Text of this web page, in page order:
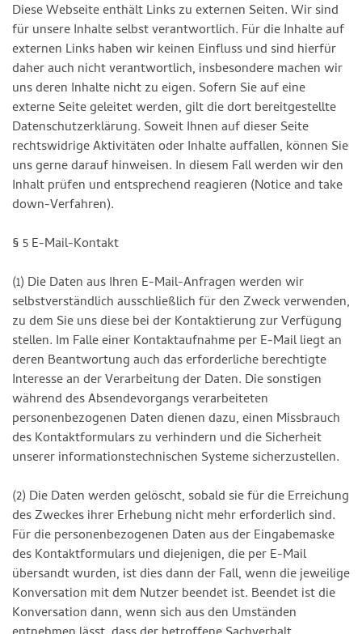
Diese Webseite enthält Links zu externen Seiten. Wir sind
für unsere Inhalte selbst verantwortlich. Für die Inhalte auf
externen Links haben wir keinen Einfluss und sind hierfür
daher auch nicht verantwortlich, insbesondere machen wir
uns deren Inhalte nicht zu eigen. Sofern Sie auf eine
externe Seite geleitet werden, gilt die dort bereitgestellte
Datenschutzerklärung. Soweit Ihnen auf dieser Seite
rechtswidrige Aktivitäten oder Inhalte auffallen, können Sie
uns gerne darauf hinweisen. In diesem Fall werden wir den
Inhalt prüfen und entsprechend reagieren (Notice and take
down-Verfahren).
§ 5 E-Mail-Kontakt
(1) Die Daten aus Ihren E-Mail-Anfragen werden wir
selbstverständlich ausschließlich für den Zweck verwenden,
zu dem Sie uns diese bei der Kontaktierung zur Verfügung
stellen. Im Falle einer Kontaktaufnahme per E-Mail liegt an
deren Beantwortung auch das erforderliche berechtigte
Interesse an der Verarbeitung der Daten. Die sonstigen
während des Absendevorgangs verarbeiteten
personenbezogenen Daten dienen dazu, einen Missbrauch
des Kontaktformulars zu verhindern und die Sicherheit
unserer informationstechnischen Systeme sicherzustellen.
(2) Die Daten werden gelöscht, sobald sie für die Erreichung
des Zweckes ihrer Erhebung nicht mehr erforderlich sind.
Für die personenbezogenen Daten aus der Eingabemaske
des Kontaktformulars und diejenigen, die per E-Mail
übersandt wurden, ist dies dann der Fall, wenn die jeweilige
Konversation mit dem Nutzer beendet ist. Beendet ist die
Konversation dann, wenn sich aus den Umständen